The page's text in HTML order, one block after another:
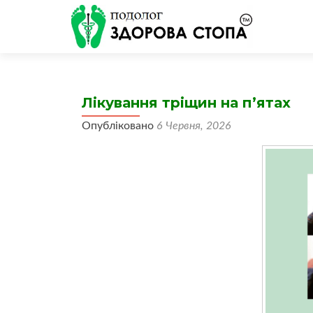
Лікування тріщин на п’ятах
Опубліковано 6 Червня, 2026